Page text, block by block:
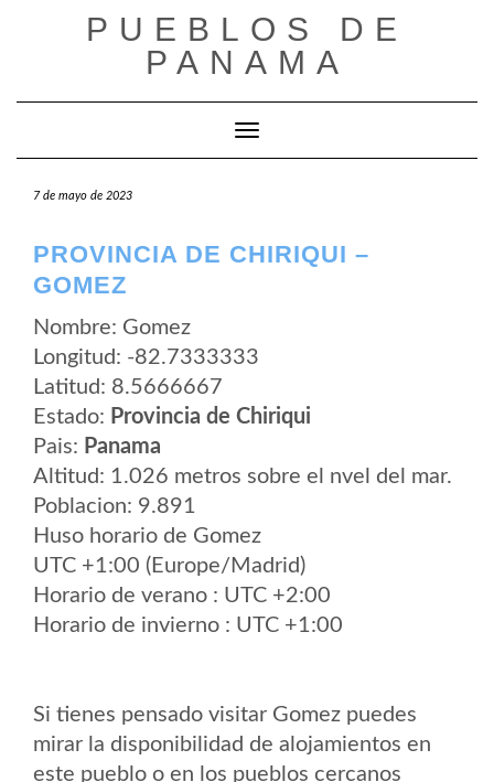
PUEBLOS DE
PANAMA
Cambiar modo de navegación
7 de mayo de 2023
PROVINCIA DE CHIRIQUI –
GOMEZ
Nombre: Gomez
Longitud: -82.7333333
Latitud: 8.5666667
Estado: Provincia de Chiriqui
Pais: Panama
Altitud: 1.026 metros sobre el nvel del mar.
Poblacion: 9.891
Huso horario de Gomez
UTC +1:00 (Europe/Madrid)
Horario de verano : UTC +2:00
Horario de invierno : UTC +1:00
Si tienes pensado visitar Gomez puedes
mirar la disponibilidad de alojamientos en
este pueblo o en los pueblos cercanos